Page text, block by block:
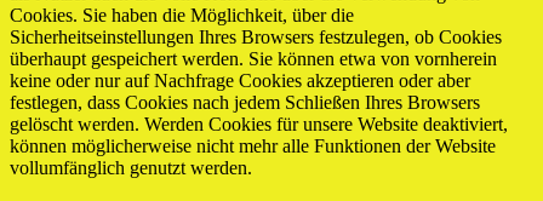
Cookies. Sie haben die Möglichkeit, über die
Sicherheitseinstellungen Ihres Browsers festzulegen, ob Cookies
überhaupt gespeichert werden. Sie können etwa von vornherein
keine oder nur auf Nachfrage Cookies akzeptieren oder aber
festlegen, dass Cookies nach jedem Schließen Ihres Browsers
gelöscht werden. Werden Cookies für unsere Website deaktiviert,
können möglicherweise nicht mehr alle Funktionen der Website
vollumfänglich genutzt werden.